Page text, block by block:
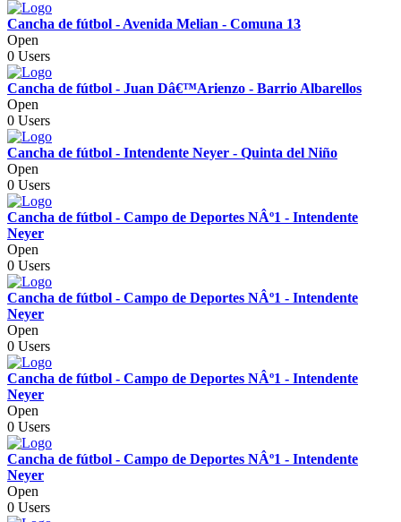
Cancha de fútbol - Avenida Melian - Comuna 13
Open
0 Users
Cancha de fútbol - Juan Dâ€™Arienzo - Barrio Albarellos
Open
0 Users
Cancha de fútbol - Intendente Neyer - Quinta del Niño
Open
0 Users
Cancha de fútbol - Campo de Deportes NÂº1 - Intendente
Neyer
Open
0 Users
Cancha de fútbol - Campo de Deportes NÂº1 - Intendente
Neyer
Open
0 Users
Cancha de fútbol - Campo de Deportes NÂº1 - Intendente
Neyer
Open
0 Users
Cancha de fútbol - Campo de Deportes NÂº1 - Intendente
Neyer
Open
0 Users